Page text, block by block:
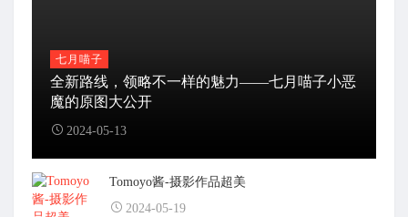
七月喵子
全新路线，领略不一样的魅力——七月喵子小恶
魔的原图大公开
2024-05-13
Tomoyo酱-摄影作品超美
2024-05-19